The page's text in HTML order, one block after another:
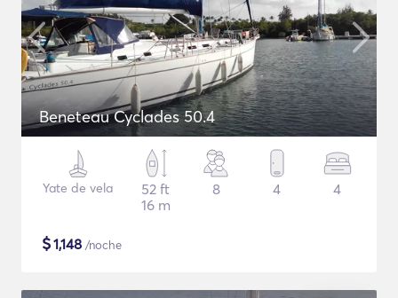
Beneteau Cyclades 50.4
Yate de vela
52 ft
16 m
8 4 4
$1,148 /noche